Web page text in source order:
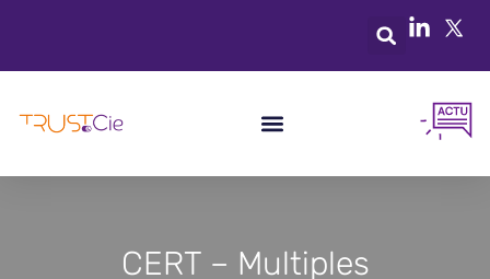
CERT – Multiples